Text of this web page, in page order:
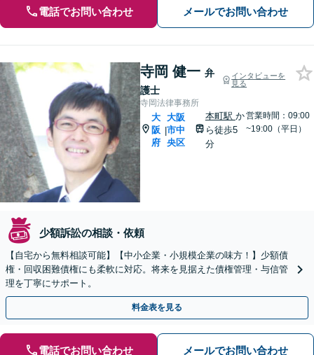
電話でお問い合わせ メールでお問い合わせ
寺岡 健一 弁
護士
インタビューを
見る
寺岡法律事務所
大
阪
府
|
大阪
市中
央区
本町駅 か
ら徒歩5
分
営業時間：09:00
~19:00（平日）
少額訴訟の相談・依頼
【自宅から無料相談可能】【中小企業・小規模企業の味方！】少額債
権・回収困難債権にも柔軟に対応。将来を見据えた債権管理・与信管
理を丁寧にサポート。
料金表を見る
電話でお問い合わせ メールでお問い合わせ